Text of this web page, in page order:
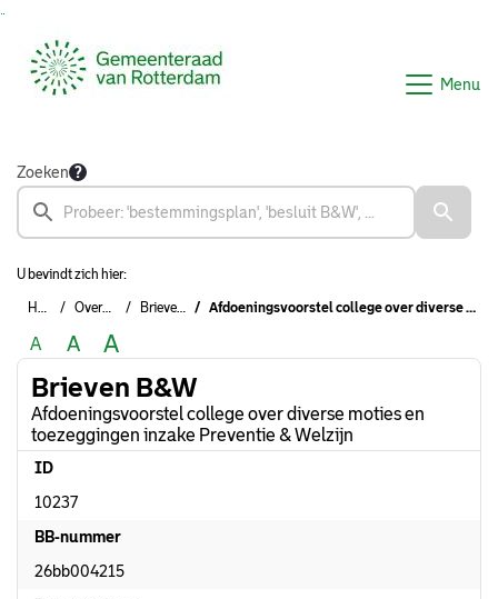
Menu
Zoeken
U bevindt zich hier:
Home Overzichten Brieven B&W Afdoeningsvoorstel college over diverse moties en toezeggingen inzake Preventie & Welzijn
A A A
Brieven B&W
Afdoeningsvoorstel college over diverse moties en
toezeggingen inzake Preventie & Welzijn
ID
10237
BB-nummer
26bb004215